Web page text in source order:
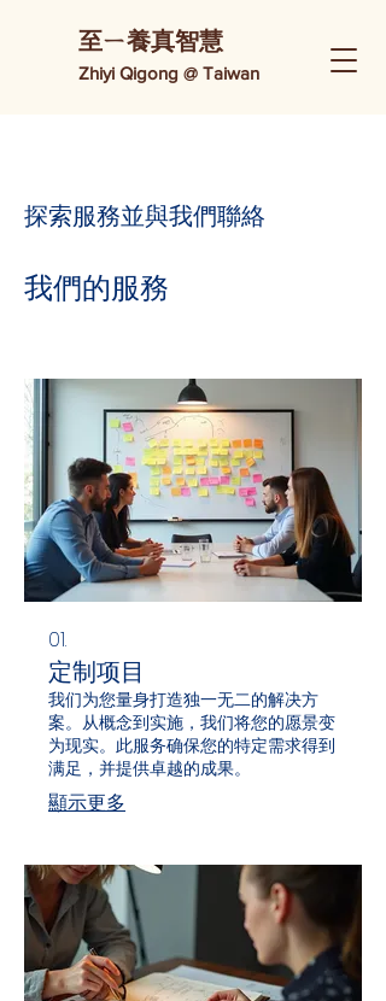
Zhiyi Qigong @ Taiwan
​至ㄧ養真智慧
探索服務並與我們聯絡
我們的服務
01.
定制项目
我们为您量身打造独一无二的解决方
案。从概念到实施，我们将您的愿景变
为现实。此服务确保您的特定需求得到
满足，并提供卓越的成果。
顯示更多